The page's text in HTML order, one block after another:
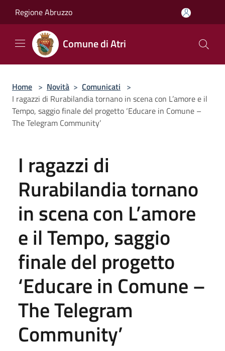
Regione Abruzzo
Comune di Atri
Home > Novità > Comunicati >
I ragazzi di Rurabilandia tornano in scena con L’amore e il
Tempo, saggio finale del progetto ‘Educare in Comune –
The Telegram Community’
I ragazzi di
Rurabilandia tornano
in scena con L’amore
e il Tempo, saggio
finale del progetto
‘Educare in Comune –
The Telegram
Community’